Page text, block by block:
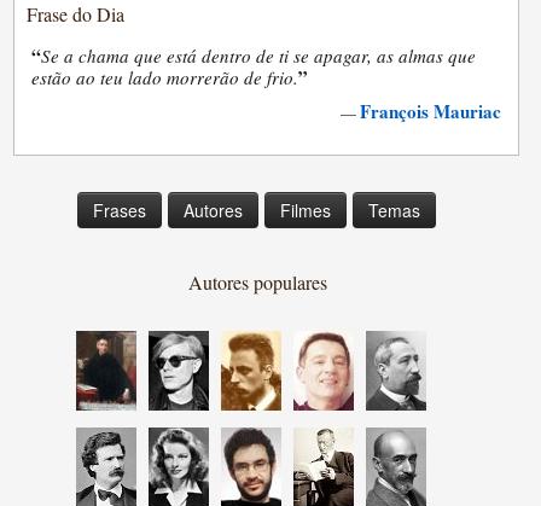
Frase do Dia
“Se a chama que está dentro de ti se apagar, as almas que
estão ao teu lado morrerão de frio.”
—François Mauriac
Frases Autores Filmes Temas
Autores populares